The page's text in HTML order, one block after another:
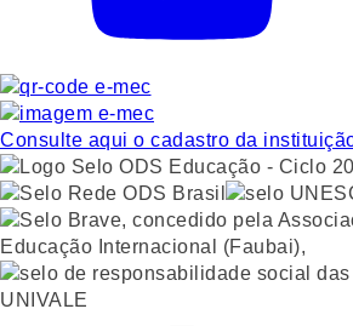
Consulte aqui o cadastro da
UNIVALE